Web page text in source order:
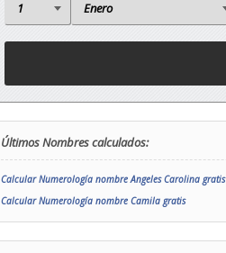
Últimos Nombres calculados:
Calcular Numerología nombre Angeles Carolina gratis
Calcular Numerología nombre Camila gratis